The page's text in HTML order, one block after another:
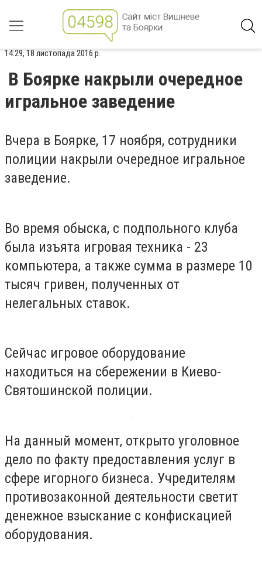
14:29, 18 листопада 2016 р.
В Боярке накрыли очередное
игральное заведение
Вчера в Боярке, 17 ноября, сотрудники
полиции накрыли очередное игральное
заведение.
Во время обыска, с подпольного клуба
была изъята игровая техника - 23
компьютера, а также сумма в размере 10
тысяч гривен, полученных от
нелегальных ставок.
Сейчас игровое оборудование
находиться на сбережении в Киево-
Святошинской полиции.
На данный момент, открыто уголовное
дело по факту предоставления услуг в
сфере игорного бизнеса. Учредителям
противозаконной деятельности светит
денежное взыскание с конфискацией
оборудования.